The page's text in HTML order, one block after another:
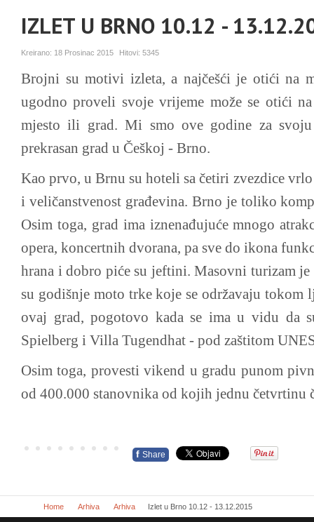
IZLET U BRNO 10.12 -
Kreirano: 18 Prosinac 2015 Hitovi: 5345
Brojni su motivi izleta, a najčešći je otići na
ugodno proveli svoje vrijeme može se otići
mjesto ili grad. Mi smo ove godine za
prekrasan grad u Češkoj - Brno.
Kao prvo, u Brnu su hoteli sa četiri zvezdice
i veličanstvenost građevina. Brno je toliko
Osim toga, grad ima iznenađujuće mnogo
opera, koncertnih dvorana, pa sve do ikona
hrana i dobro piće su jeftini. Masovni turizam
su godišnje moto trke koje se održavaju tokom
ovaj grad, pogotovo kada se ima u vidu da
Spielberg i Villa Tugendhat - pod zaštitom
Osim toga, provesti vikend u gradu punom
od 400.000 stanovnika od kojih jednu četvrtinu
f Share
Home Arhiva Arhiva Izlet u Brno 10.12 - 13.12.2015